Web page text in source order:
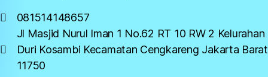
081514148657
Jl Masjid Nurul Iman 1 No.62 RT 10 RW 2 Kelurahan
Duri Kosambi Kecamatan Cengkareng Jakarta Barat
11750